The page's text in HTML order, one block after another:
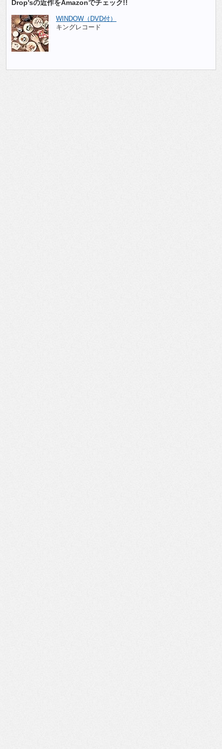
Drop'sの近作をAmazonでチェック!!
WINDOW（DVD付）
キングレコード